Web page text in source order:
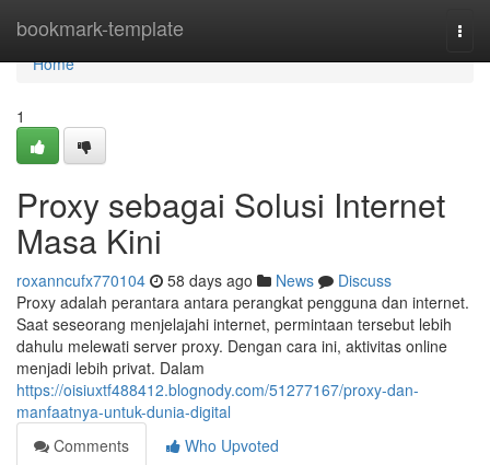
bookmark-template
Home
Home
1
Proxy sebagai Solusi Internet
Masa Kini
roxanncufx770104 58 days ago News
Discuss
Proxy adalah perantara antara perangkat pengguna dan internet.
Saat seseorang menjelajahi internet, permintaan tersebut lebih
dahulu melewati server proxy. Dengan cara ini, aktivitas online
menjadi lebih privat. Dalam
https://oisiuxtf488412.blognody.com/51277167/proxy-dan-
manfaatnya-untuk-dunia-digital
Comments
Who Upvoted